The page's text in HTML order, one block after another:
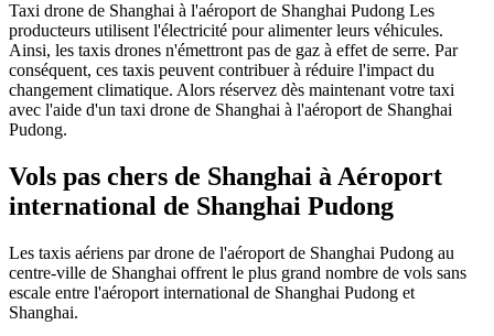
Taxi drone de Shanghai à l'aéroport de Shanghai Pudong Les
producteurs utilisent l'électricité pour alimenter leurs véhicules.
Ainsi, les taxis drones n'émettront pas de gaz à effet de serre. Par
conséquent, ces taxis peuvent contribuer à réduire l'impact du
changement climatique. Alors réservez dès maintenant votre taxi
avec l'aide d'un taxi drone de Shanghai à l'aéroport de Shanghai
Pudong.
Vols pas chers de Shanghai à Aéroport
international de Shanghai Pudong
Les taxis aériens par drone de l'aéroport de Shanghai Pudong au
centre-ville de Shanghai offrent le plus grand nombre de vols sans
escale entre l'aéroport international de Shanghai Pudong et
Shanghai.